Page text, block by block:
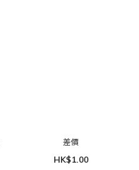
差價
HK$1.00